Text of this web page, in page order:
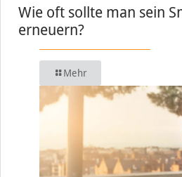
Wie oft sollte man sein
erneuern?
Mehr